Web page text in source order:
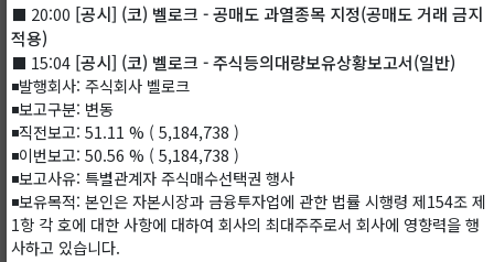
⬛ 20:00 [공시] (코) 벨로크 - 공매도 과열종목 지정(공매도 거래 금지
적용)
⬛ 15:04 [공시] (코) 벨로크 - 주식등의대량보유상황보고서(일반)
◾발행회사: 주식회사 벨로크
◾보고구분: 변동
◾직전보고: 51.11 % ( 5,184,738 )
◾이번보고: 50.56 % ( 5,184,738 )
◾보고사유: 특별관계자 주식매수선택권 행사
◾보유목적: 본인은 자본시장과 금융투자업에 관한 법률 시행령 제154조 제
1항 각 호에 대한 사항에 대하여 회사의 최대주주로서 회사에 영향력을 행
사하고 있습니다.